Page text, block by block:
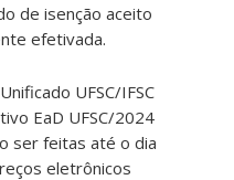
de isenção aceito
efetivada.
UFSC/IFSC
EaD UFSC/2024
ser feitas até o dia
eletrônicos